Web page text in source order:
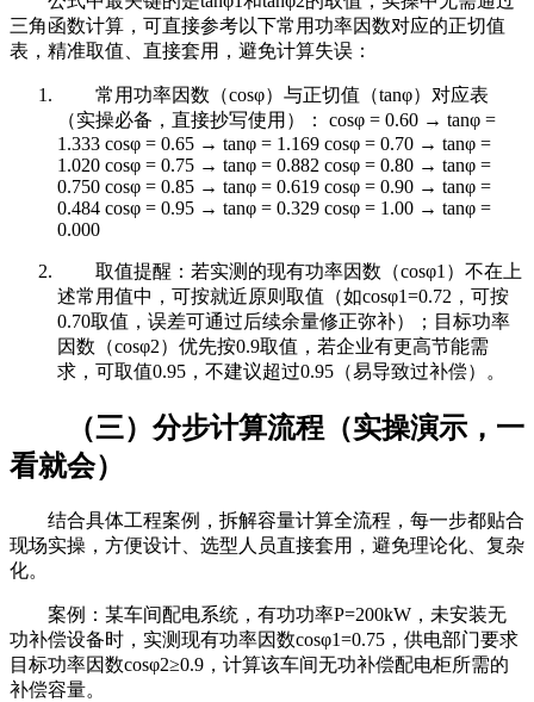
三角函数计算，可直接参考以下常用功率因数对应的正切值
表，精准取值、直接套用，避免计算失误：
常用功率因数（cosφ）与正切值（tanφ）对应表
（实操必备，直接抄写使用）： cosφ = 0.60 → tanφ =
1.333 cosφ = 0.65 → tanφ = 1.169 cosφ = 0.70 → tanφ =
1.020 cosφ = 0.75 → tanφ = 0.882 cosφ = 0.80 → tanφ =
0.750 cosφ = 0.85 → tanφ = 0.619 cosφ = 0.90 → tanφ =
0.484 cosφ = 0.95 → tanφ = 0.329 cosφ = 1.00 → tanφ =
0.000
取值提醒：若实测的现有功率因数（cosφ1）不在上
述常用值中，可按就近原则取值（如cosφ1=0.72，可按
0.70取值，误差可通过后续余量修正弥补）；目标功率
因数（cosφ2）优先按0.9取值，若企业有更高节能需
求，可取值0.95，不建议超过0.95（易导致过补偿）。
（三）分步计算流程（实操演示，一
看就会）
结合具体工程案例，拆解容量计算全流程，每一步都贴合
现场实操，方便设计、选型人员直接套用，避免理论化、复杂
化。
案例：某车间配电系统，有功功率P=200kW，未安装无
功补偿设备时，实测现有功率因数cosφ1=0.75，供电部门要求
目标功率因数cosφ2≥0.9，计算该车间无功补偿配电柜所需的
补偿容量。